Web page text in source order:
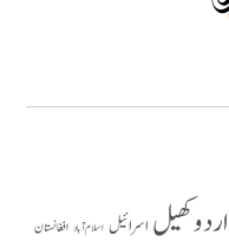
اردو کھیل اسرائیل اسلام آباد افغانستان